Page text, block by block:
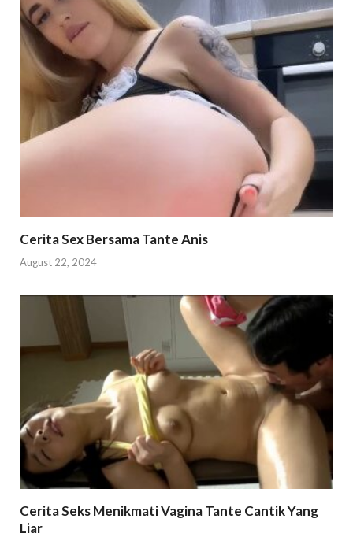
Cerita Sex Bersama Tante Anis
August 22, 2024
Cerita Seks Menikmati Vagina Tante Cantik Yang
Liar